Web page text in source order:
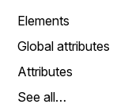
Elements
Global attributes
Attributes
See all…